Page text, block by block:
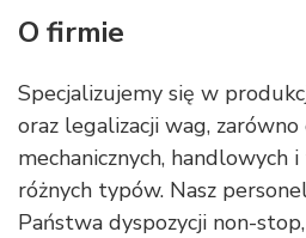
O firmie
Specjalizujemy się w
oraz legalizacji wag,
mechanicznych, handlowych
różnych typów. Nasz
Państwa dyspozycji non-